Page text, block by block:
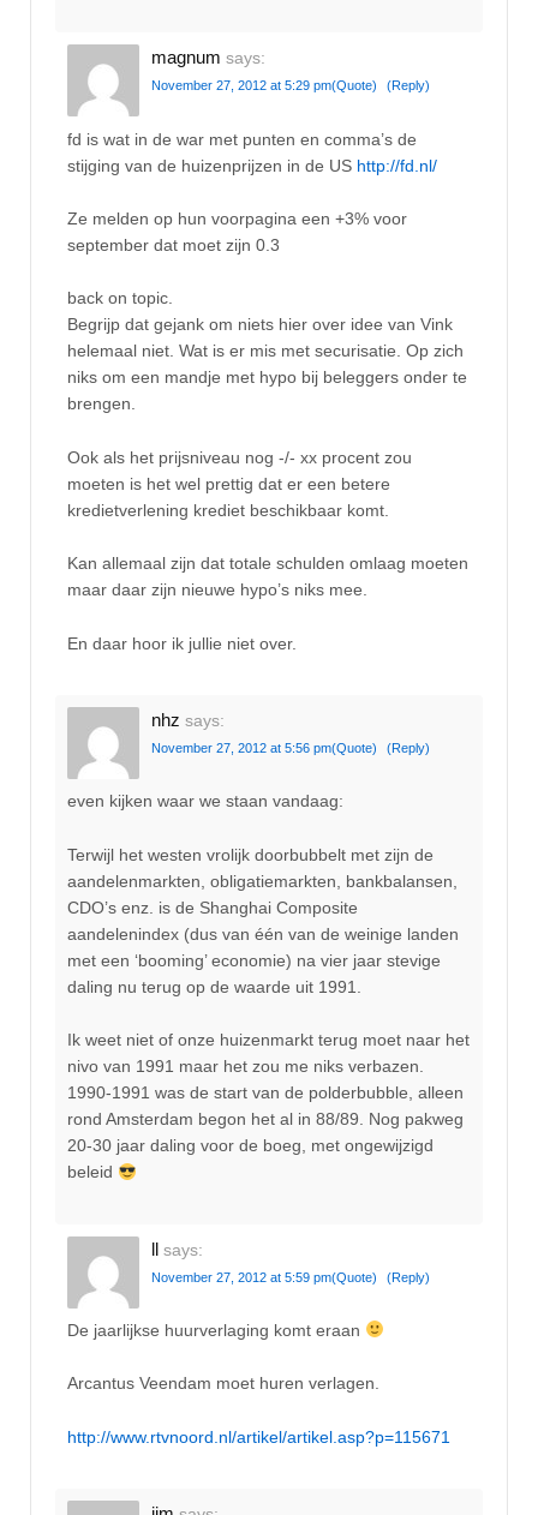
magnum says:
November 27, 2012 at 5:29 pm(Quote) (Reply)
fd is wat in de war met punten en comma’s de
stijging van de huizenprijzen in de US http://fd.nl/
Ze melden op hun voorpagina een +3% voor
september dat moet zijn 0.3
back on topic.
Begrijp dat gejank om niets hier over idee van Vink
helemaal niet. Wat is er mis met securisatie. Op zich
niks om een mandje met hypo bij beleggers onder te
brengen.
Ook als het prijsniveau nog -/- xx procent zou
moeten is het wel prettig dat er een betere
kredietverlening krediet beschikbaar komt.
Kan allemaal zijn dat totale schulden omlaag moeten
maar daar zijn nieuwe hypo’s niks mee.
En daar hoor ik jullie niet over.
nhz says:
November 27, 2012 at 5:56 pm(Quote) (Reply)
even kijken waar we staan vandaag:
Terwijl het westen vrolijk doorbubbelt met zijn de
aandelenmarkten, obligatiemarkten, bankbalansen,
CDO’s enz. is de Shanghai Composite
aandelenindex (dus van één van de weinige landen
met een ‘booming’ economie) na vier jaar stevige
daling nu terug op de waarde uit 1991.
Ik weet niet of onze huizenmarkt terug moet naar het
nivo van 1991 maar het zou me niks verbazen.
1990-1991 was de start van de polderbubble, alleen
rond Amsterdam begon het al in 88/89. Nog pakweg
20-30 jaar daling voor de boeg, met ongewijzigd
beleid
ll says:
November 27, 2012 at 5:59 pm(Quote) (Reply)
De jaarlijkse huurverlaging komt eraan
Arcantus Veendam moet huren verlagen.
http://www.rtvnoord.nl/artikel/artikel.asp?p=115671